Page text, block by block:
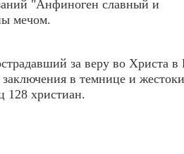
"Анфиноген славный и
мечом.
за веру во Христа в
в темнице и
128 христиан.